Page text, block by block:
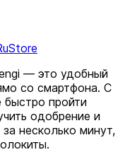
— это удобный
со смартфона. С
пройти
одобрение и
несколько минут,